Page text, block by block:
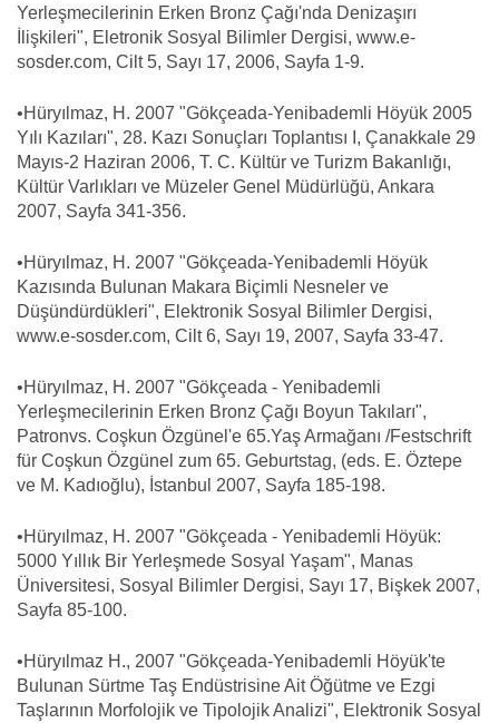
Yerleşmecilerinin Erken Bronz Çağı'nda Denizaşırı
İlişkileri", Eletronik Sosyal Bilimler Dergisi, www.e-
sosder.com, Cilt 5, Sayı 17, 2006, Sayfa 1-9.
•Hüryılmaz, H. 2007 "Gökçeada-Yenibademli Höyük 2005
Yılı Kazıları", 28. Kazı Sonuçları Toplantısı I, Çanakkale 29
Mayıs-2 Haziran 2006, T. C. Kültür ve Turizm Bakanlığı,
Kültür Varlıkları ve Müzeler Genel Müdürlüğü, Ankara
2007, Sayfa 341-356.
•Hüryılmaz, H. 2007 "Gökçeada-Yenibademli Höyük
Kazısında Bulunan Makara Biçimli Nesneler ve
Düşündürdükleri", Elektronik Sosyal Bilimler Dergisi,
www.e-sosder.com, Cilt 6, Sayı 19, 2007, Sayfa 33-47.
•Hüryılmaz, H. 2007 "Gökçeada - Yenibademli
Yerleşmecilerinin Erken Bronz Çağı Boyun Takıları",
Patronvs. Coşkun Özgünel'e 65.Yaş Armağanı /Festschrift
für Coşkun Özgünel zum 65. Geburtstag, (eds. E. Öztepe
ve M. Kadıoğlu), İstanbul 2007, Sayfa 185-198.
•Hüryılmaz, H. 2007 "Gökçeada - Yenibademli Höyük:
5000 Yıllık Bir Yerleşmede Sosyal Yaşam", Manas
Üniversitesi, Sosyal Bilimler Dergisi, Sayı 17, Bişkek 2007,
Sayfa 85-100.
•Hüryılmaz H., 2007 "Gökçeada-Yenibademli Höyük'te
Bulunan Sürtme Taş Endüstrisine Ait Öğütme ve Ezgi
Taşlarının Morfolojik ve Tipolojik Analizi", Elektronik Sosyal